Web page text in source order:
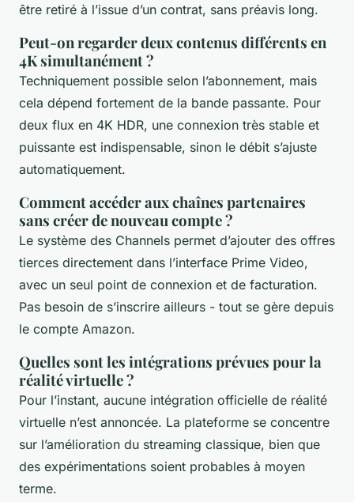
être retiré à l’issue d’un contrat, sans préavis long.
Peut-on regarder deux contenus différents en
4K simultanément ?
Techniquement possible selon l’abonnement, mais
cela dépend fortement de la bande passante. Pour
deux flux en 4K HDR, une connexion très stable et
puissante est indispensable, sinon le débit s’ajuste
automatiquement.
Comment accéder aux chaînes partenaires
sans créer de nouveau compte ?
Le système des Channels permet d’ajouter des offres
tierces directement dans l’interface Prime Video,
avec un seul point de connexion et de facturation.
Pas besoin de s’inscrire ailleurs - tout se gère depuis
le compte Amazon.
Quelles sont les intégrations prévues pour la
réalité virtuelle ?
Pour l’instant, aucune intégration officielle de réalité
virtuelle n’est annoncée. La plateforme se concentre
sur l’amélioration du streaming classique, bien que
des expérimentations soient probables à moyen
terme.